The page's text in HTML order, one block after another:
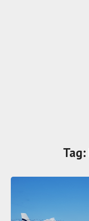
Tag: